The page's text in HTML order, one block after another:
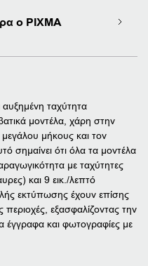
ο PIXMA
ταχύτητα
μοντέλα, χάρη στην
μήκους και τον
σημαίνει ότι όλα τα μοντέλα
με ταχύτητες
και 9 εικ./λεπτό
εκτύπωσης έχουν επίσης
περιοχές, εξασφαλίζοντας την
έγγραφα και φωτογραφίες με